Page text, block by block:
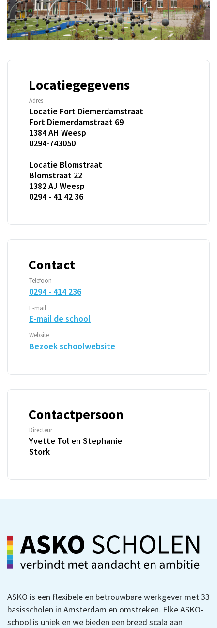
Locatiegegevens
Adres
Locatie Fort Diemerdamstraat
Fort Diemerdamstraat 69
1384 AH Weesp
0294-743050
Locatie Blomstraat
Blomstraat 22
1382 AJ Weesp
0294 - 41 42 36
Contact
Telefoon
0294 - 414 236
E-mail
E-mail de school
Website
Bezoek schoolwebsite
Contactpersoon
Directeur
Yvette Tol en Stephanie
Stork
ASKO is een flexibele en betrouwbare werkgever met 33
basisscholen in Amsterdam en omstreken. Elke ASKO-
school is uniek en we bieden een breed scala aan